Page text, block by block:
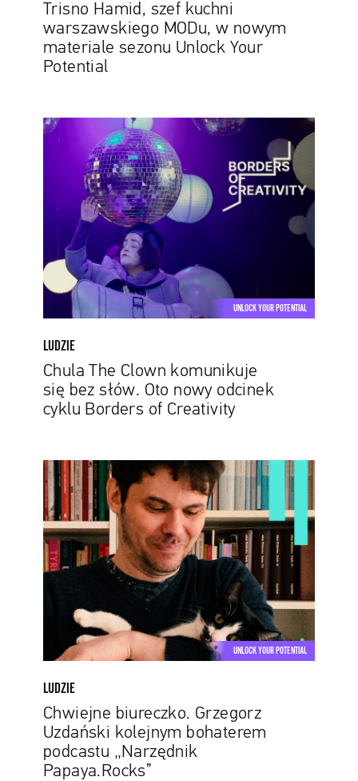
Trisno Hamid, szef kuchni
warszawskiego MODu, w nowym
materiale sezonu Unlock Your
Potential
Chula
nowy
odcinek
Borders
of
UNLOCK YOUR POTENTIAL
LUDZIE
Chula The Clown komunikuje
się bez słów. Oto nowy odcinek
cyklu Borders of Creativity
Chwiejne
biureczko.
Grzegorz
Uzdański
kolejnym
bohaterem
Papaya.Rocks”
UNLOCK YOUR POTENTIAL
LUDZIE
Chwiejne biureczko. Grzegorz
Uzdański kolejnym bohaterem
podcastu „Narzędnik
Papaya.Rocks”